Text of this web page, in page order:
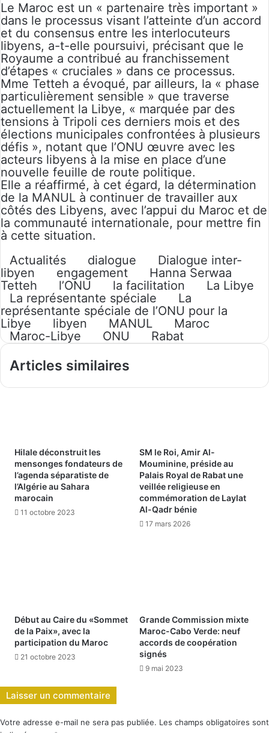
Le Maroc est un « partenaire très important »
dans le processus visant l’atteinte d’un accord
et du consensus entre les interlocuteurs
libyens, a-t-elle poursuivi, précisant que le
Royaume a contribué au franchissement
d’étapes « cruciales » dans ce processus.
Mme Tetteh a évoqué, par ailleurs, la « phase
particulièrement sensible » que traverse
actuellement la Libye, « marquée par des
tensions à Tripoli ces derniers mois et des
élections municipales confrontées à plusieurs
défis », notant que l’ONU œuvre avec les
acteurs libyens à la mise en place d’une
nouvelle feuille de route politique.
Elle a réaffirmé, à cet égard, la détermination
de la MANUL à continuer de travailler aux
côtés des Libyens, avec l’appui du Maroc et de
la communauté internationale, pour mettre fin
à cette situation.
Actualités
dialogue
Dialogue inter-
libyen
engagement
Hanna Serwaa
Tetteh
l’ONU la facilitation
La Libye
La représentante spéciale
La
représentante spéciale de l’ONU pour la
Libye
libyen MANUL
Maroc
Maroc-Libye
ONU Rabat
Articles similaires
Hilale déconstruit les
mensonges fondateurs de
l’agenda séparatiste de
l’Algérie au Sahara
marocain
11 octobre 2023
SM le Roi, Amir Al-
Mouminine, préside au
Palais Royal de Rabat une
veillée religieuse en
commémoration de Laylat
Al-Qadr bénie
17 mars 2026
Début au Caire du «Sommet
de la Paix», avec la
participation du Maroc
21 octobre 2023
Grande Commission mixte
Maroc-Cabo Verde: neuf
accords de coopération
signés
9 mai 2023
Laisser un commentaire
Votre adresse e-mail ne sera pas publiée. Les champs obligatoires sont